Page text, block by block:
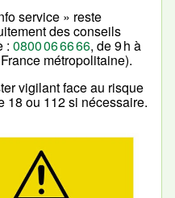
service » reste
des conseils
: 0800 06 66 66, de 9 h à
métropolitaine).
vigilant face au risque
18 ou 112 si nécessaire.